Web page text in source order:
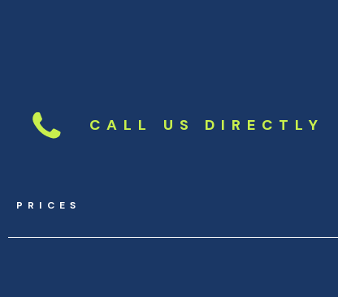
CALL US DIRECTLY
PRICES